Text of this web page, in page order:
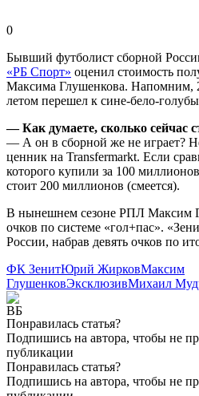
0
Бывший футболист сборной
«РБ Спорт» оценил стоимость
Максима Глушенкова. Напомним,
летом перешел к сине-бело-
— Как думаете, сколько сейчас
— А он в сборной же не играет?
ценник на Transfermarkt. Если
которого купили за 100
стоит 200 миллионов (смеется).
В нынешнем сезоне РПЛ Максим
очков по системе «гол+пас».
России, набрав девять очков по
ФК ЗенитЮрий ЖирковМаксим
ГлушенковЭксклюзивМихаил
Понравилась статья?
Подпишись на автора, чтобы не
публикации
Понравилась статья?
Подпишись на автора, чтобы не